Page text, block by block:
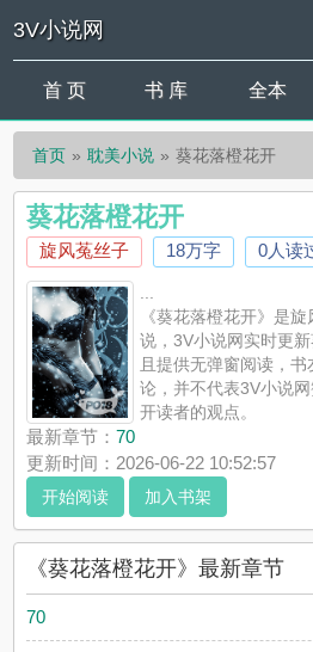
3V小说网
首 页 书 库 全本
首页 耽美小说 葵花落橙花开
葵花落橙花开
旋风菟丝子 18万字 0人读
《葵花落橙花开》是
说，3V小说网实时更
且提供无弹窗阅读，
论，并不代表3V小说
开读者的观点。
最新章节：70
更新时间：2026-06-22 10:52:57
开始阅读 加入书架
《葵花落橙花开》最新章节
70